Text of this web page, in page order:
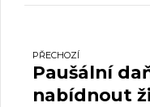
PŘECHOZÍ
Paušální
nabídnout